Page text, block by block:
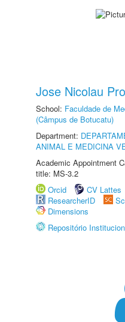
Jose Nicolau
School: Faculdade de
(Câmpus de Botucatu)
Department:
ANIMAL E MEDICINA
Academic Appointment
title: MS-3.2
Orcid
CV Lattes
ResearcherID
Dimensions
Repositório